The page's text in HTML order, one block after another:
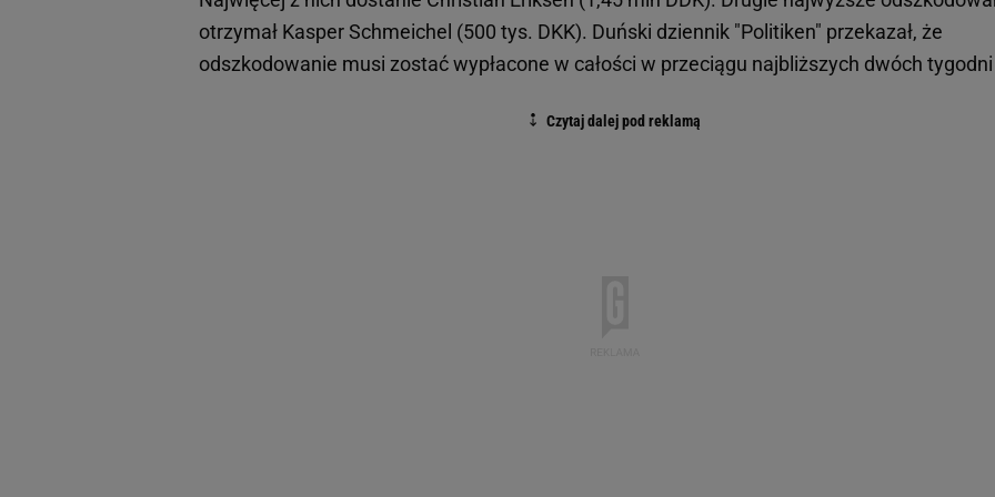
otrzymał Kasper Schmeichel (500 tys. DKK). Duński dziennik "Politiken" przekazał, że
odszkodowanie musi zostać wypłacone w całości w przeciągu najbliższych dwóch